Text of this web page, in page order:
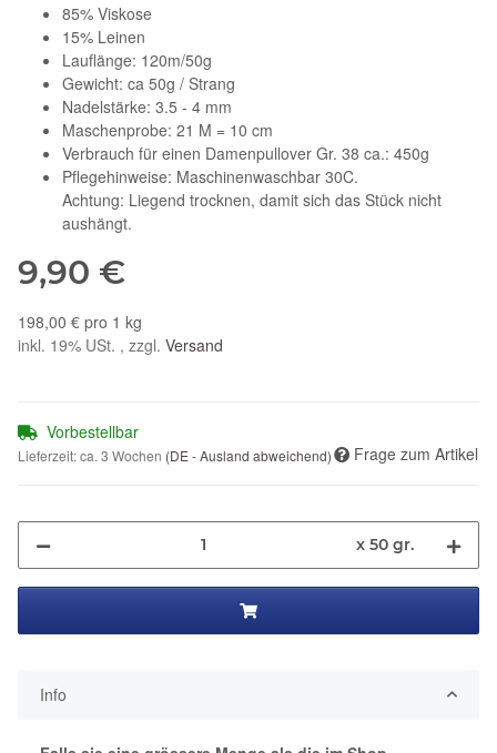
85% Viskose
15% Leinen
Lauflänge: 120m/50g
Gewicht: ca 50g / Strang
Nadelstärke: 3.5 - 4 mm
Maschenprobe: 21 M = 10 cm
Verbrauch für einen Damenpullover Gr. 38 ca.: 450g
Pflegehinweise: Maschinenwaschbar 30C.
Achtung: Liegend trocknen, damit sich das Stück nicht
aushängt.
9,90 €
198,00 € pro 1 kg
inkl. 19% USt. , zzgl. Versand
Vorbestellbar
Lieferzeit:ca. 3 Wochen (DE - Ausland abweichend) Frage zum Artikel
x 50 gr.
Info